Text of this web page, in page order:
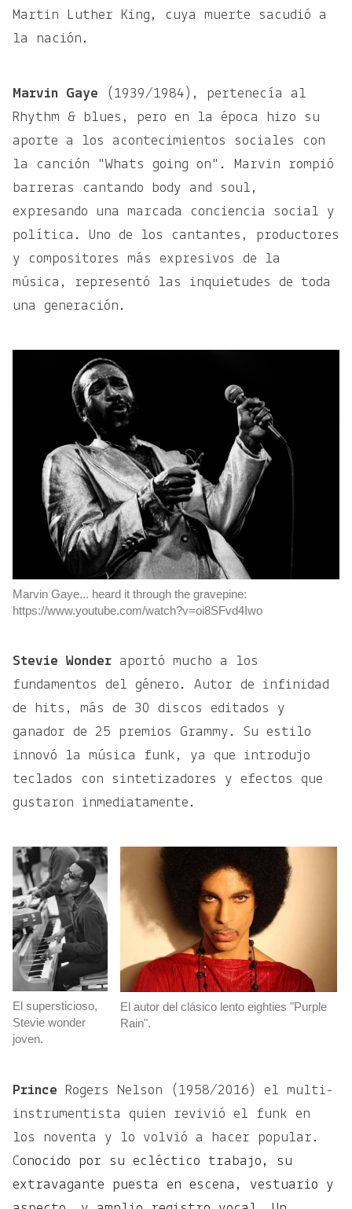
Martin Luther King, cuya muerte sacudió a
la nación.
Marvin Gaye
(1939/1984), pertenecía al
Rhythm & blues, pero en la época hizo su
aporte a los acontecimientos sociales con
la canción "Whats going on". Marvin rompió
barreras cantando body and soul,
expresando una marcada conciencia social y
política. Uno de los cantantes, productores
y compositores más expresivos de la
música, representó las inquietudes de toda
una generación.
Marvin Gaye... heard it through the gravepine:
https://www.youtube.com/watch?v=oi8SFvd4Iwo
Stevie Wonder aportó mucho a los
fundamentos del género. Autor de infinidad
de hits, más de 30 discos editados y
ganador de 25 premios Grammy. Su estilo
innovó la música funk, ya que introdujo
teclados con sintetizadores y efectos que
gustaron inmediatamente.
El supersticioso,
Stevie wonder
joven.
El autor del clásico lento eighties "Purple
Rain".
Prince Rogers Nelson (1958/2016) el multi-
instrumentista quien revivió el funk en
los noventa y lo volvió a hacer popular.
Conocido por su ecléctico trabajo, su
extravagante puesta en escena, vestuario y